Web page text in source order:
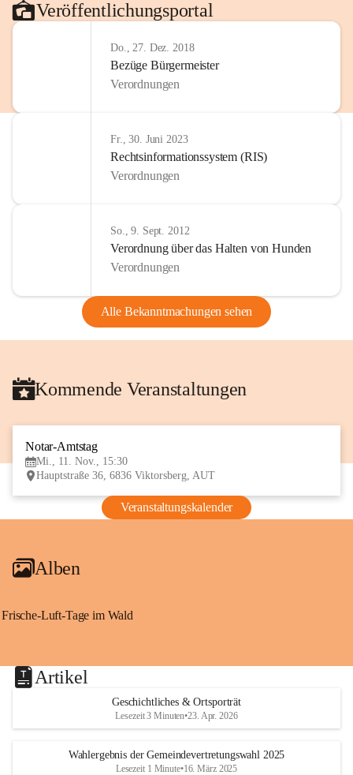
Veröffentlichungsportal
Do., 27. Dez. 2018
Bezüge Bürgermeister
Verordnungen
Fr., 30. Juni 2023
Rechtsinformationssystem (RIS)
Verordnungen
So., 9. Sept. 2012
Verordnung über das Halten von Hunden
Verordnungen
Alle Bekanntmachungen sehen
Kommende Veranstaltungen
Notar-Amtstag
Mi., 11. Nov., 15:30
Hauptstraße 36, 6836 Viktorsberg, AUT
Veranstaltungskalender
Alben
Frische-Luft-Tage im Wald
Artikel
Geschichtliches & Ortsporträt
Lesezeit 3 Minuten•23. Apr. 2026
Wahlergebnis der Gemeindevertretungswahl 2025
Lesezeit 1 Minute•16. März 2025